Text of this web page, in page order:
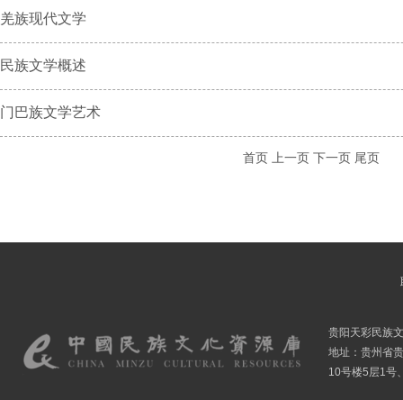
羌族现代文学
民族文学概述
门巴族文学艺术
首页 上一页 下一页 尾页
贵阳天彩民族
地址：贵州省
10号楼5层1号